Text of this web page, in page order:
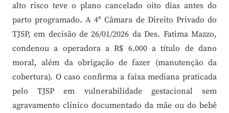
alto risco teve o plano cancelado oito dias antes do
parto programado. A 4ª Câmara de Direito Privado do
TJSP, em decisão de 26/01/2026 da Des. Fatima Mazzo,
condenou a operadora a R$ 6.000 a título de dano
moral, além da obrigação de fazer (manutenção da
cobertura). O caso confirma a faixa mediana praticada
pelo TJSP em vulnerabilidade gestacional sem
agravamento clínico documentado da mãe ou do bebê